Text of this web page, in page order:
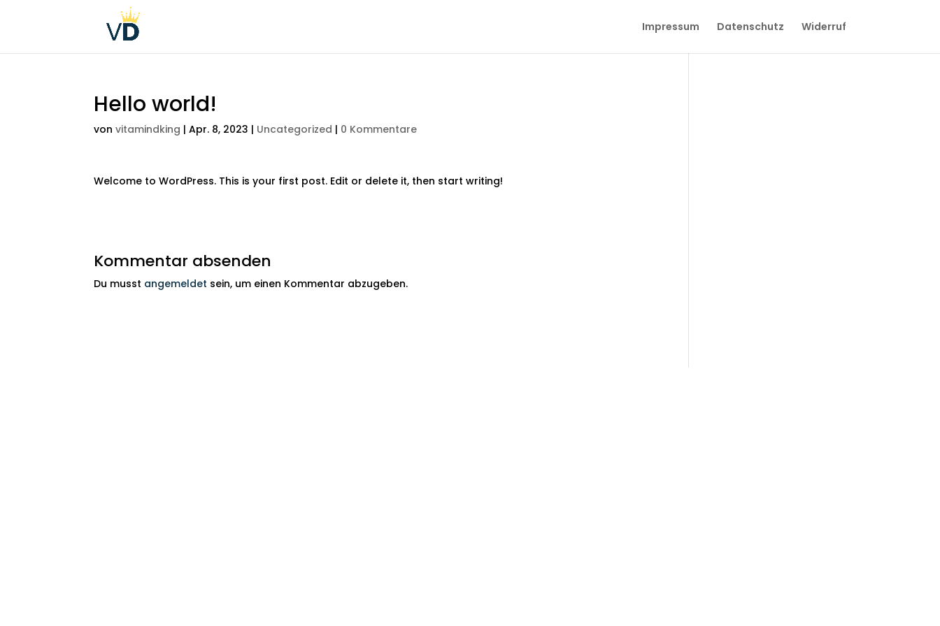
Impressum Datenschutz Widerruf
Hello world!
vonvitamindking |Apr. 8, 2023 | Uncategorized | 0 Kommentare
Welcome to WordPress. This is your first post. Edit or delete it, then start writing!
Kommentar absenden
Du musst angemeldet sein, um einen Kommentar abzugeben.